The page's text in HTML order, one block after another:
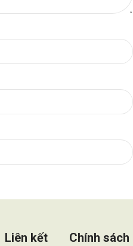
Liên kết
Chính sách